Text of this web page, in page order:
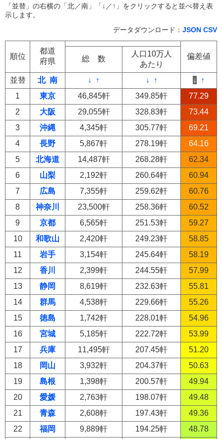
「並替」の右横の「北／南」「↓／↑」をクリックすると並べ替え表
示します。
データダウンロード： JSON CSV
順位
都道
府県
偏差値
総 数
人口10万人
あたり
並替
北 南 ↓ ↑ ↓ ↑ ↓
↑
1
東京 46,845軒 349.85軒
77.29
2
大阪 29,055軒 328.83軒
73.44
3
沖縄 4,345軒 305.77軒
69.21
4
長野 5,867軒 278.19軒
64.16
5
北海道 14,487軒 268.28軒
62.34
6
山梨 2,192軒 260.64軒
60.94
7
広島 7,355軒 259.62軒
60.76
8
神奈川 23,500軒 258.36軒
60.52
9
京都 6,565軒 251.53軒
59.27
10
和歌山 2,420軒 249.23軒
58.85
11
岩手 3,154軒 245.64軒
58.19
12
香川 2,399軒 244.55軒
57.99
13
静岡 8,619軒 232.63軒
55.81
14
群馬 4,538軒 229.66軒
55.26
15
徳島 1,742軒 228.01軒
54.96
16
宮城 5,185軒 222.72軒
53.99
17
兵庫 11,495軒 207.45軒
51.20
18
岡山 3,932軒 204.37軒
50.63
19
島根 1,398軒 200.57軒
49.94
20
愛媛 2,763軒 198.07軒
49.48
21
青森 2,608軒 197.43軒
49.36
22
福岡 9,889軒 194.25軒 48.78